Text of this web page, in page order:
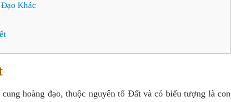
Khác
hoàng đạo, thuộc nguyên tố Đất và có biểu tượng là con